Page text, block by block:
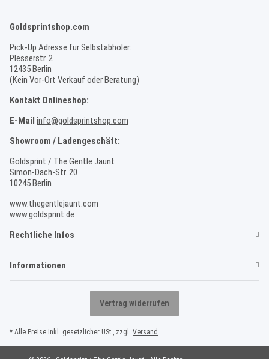
Goldsprintshop.com
Pick-Up Adresse für Selbstabholer:
Plesserstr. 2
12435 Berlin
(Kein Vor-Ort Verkauf oder Beratung)
Kontakt Onlineshop:
E-Mail info@goldsprintshop.com
Showroom / Ladengeschäft:
Goldsprint / The Gentle Jaunt
Simon-Dach-Str. 20
10245 Berlin
www.thegentlejaunt.com
www.goldsprint.de
Rechtliche Infos
Informationen
Vertrag widerrufen
* Alle Preise inkl. gesetzlicher USt., zzgl. Versand